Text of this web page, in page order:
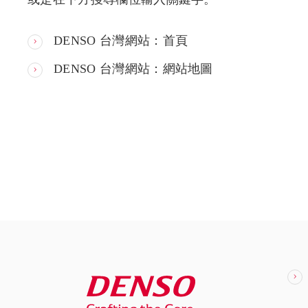
DENSO 台灣網站：首頁
DENSO 台灣網站：網站地圖